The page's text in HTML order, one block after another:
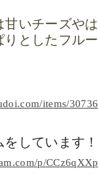
いチーズや
りとしたフル
items/
しています！
p/